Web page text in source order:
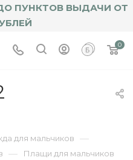
ПУНКТОВ ВЫДАЧИ ОТ
0
для мальчиков —
— Плащи для мальчиков